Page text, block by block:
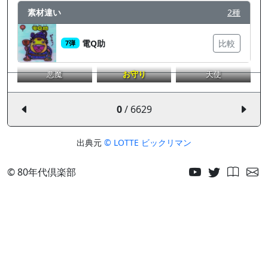
素材違い 2種
7弾 電Q助 比較
悪魔 お守り 天使
0/ 6629
出典元 © LOTTE ビックリマン
© 80年代倶楽部